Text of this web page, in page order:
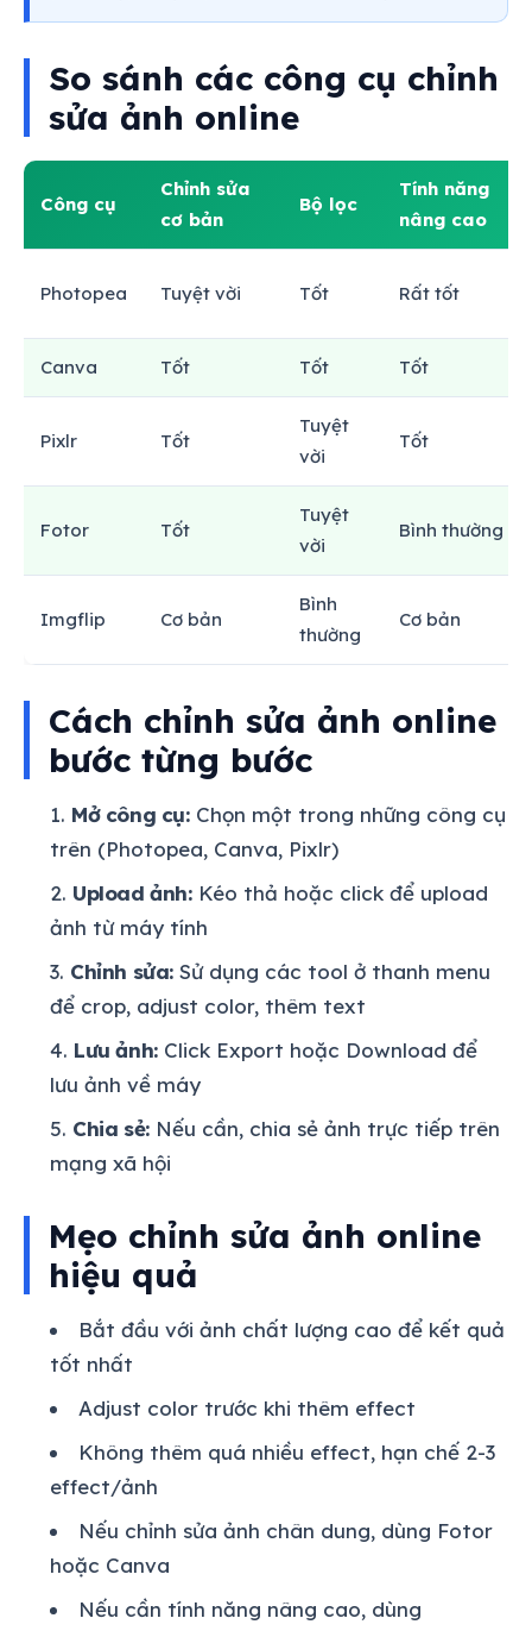
So sánh các công cụ chỉnh
sửa ảnh online
Công cụ
Chỉnh sửa
cơ bản
Bộ lọc
Tính năng
nâng cao
Photopea Tuyệt vời Tốt Rất tốt
Canva Tốt Tốt Tốt
Pixlr Tốt
Tuyệt
vời
Tốt
Fotor Tốt
Tuyệt
vời
Bình thường
Imgflip Cơ bản
Bình
thường
Cơ bản
Cách chỉnh sửa ảnh online
bước từng bước
Mở công cụ:Chọn một trong những công cụ
trên (Photopea, Canva, Pixlr)
Upload ảnh:Kéo thả hoặc click để upload
ảnh từ máy tính
Chỉnh sửa: Sử dụng các tool ở thanh menu
để crop, adjust color, thêm text
Lưu ảnh:Click Export hoặc Download để
lưu ảnh về máy
Chia sẻ:Nếu cần, chia sẻ ảnh trực tiếp trên
mạng xã hội
Mẹo chỉnh sửa ảnh online
hiệu quả
Bắt đầu với ảnh chất lượng cao để kết quả
tốt nhất
Adjust color trước khi thêm effect
Không thêm quá nhiều effect, hạn chế 2-3
effect/ảnh
Nếu chỉnh sửa ảnh chân dung, dùng Fotor
hoặc Canva
Nếu cần tính năng nâng cao, dùng